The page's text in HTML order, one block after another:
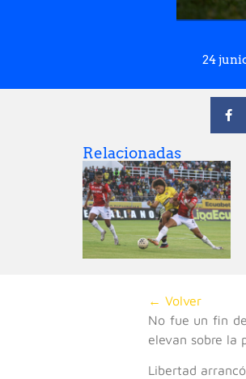
24
Relacionadas
← Volver
No fue un fin
elevan sobre la
Libertad